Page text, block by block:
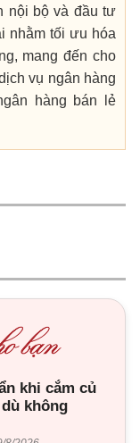
nội bộ và đầu tư
nhằm tối ưu hóa
mang đến cho
vụ ngân hàng
hàng bán lẻ
khi cắm củ
không